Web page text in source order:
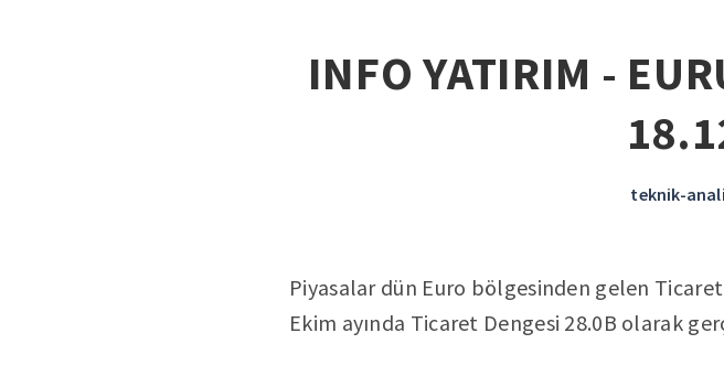
INFO YATIRIM -
teknik-
Piyasalar dün Euro bölgesinden gelen
Ekim ayında Ticaret Dengesi 28.0B olarak